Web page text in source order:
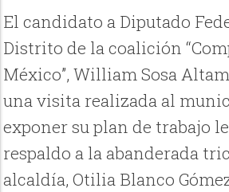
El candidato a Diputado
Distrito de la coalición
México”, William Sosa
una visita realizada al
exponer su plan de trabajo
respaldo a la abanderada
alcaldía, Otilia Blanco